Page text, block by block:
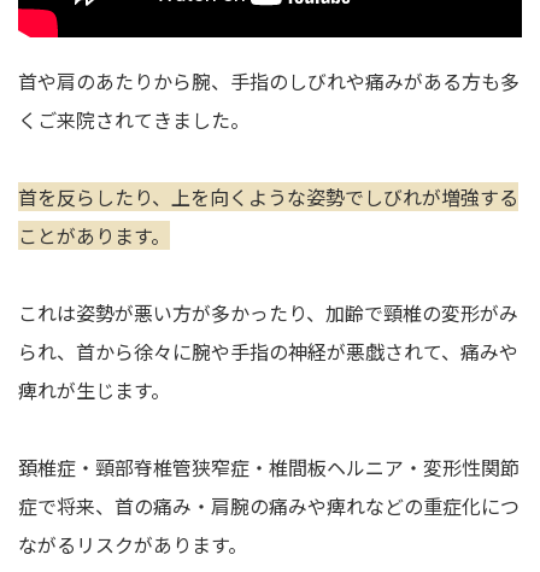
首や肩のあたりから腕、手指のしびれや痛みがある方も多
くご来院されてきました。
首を反らしたり、上を向くような姿勢でしびれが増強する
ことがあります。
これは姿勢が悪い方が多かったり、加齢で頸椎の変形がみ
られ、首から徐々に腕や手指の神経が悪戯されて、痛みや
痺れが生じます。
頚椎症・頸部脊椎管狭窄症・椎間板ヘルニア・変形性関節
症で将来、首の痛み・肩腕の痛みや痺れなどの重症化につ
ながるリスクがあります。